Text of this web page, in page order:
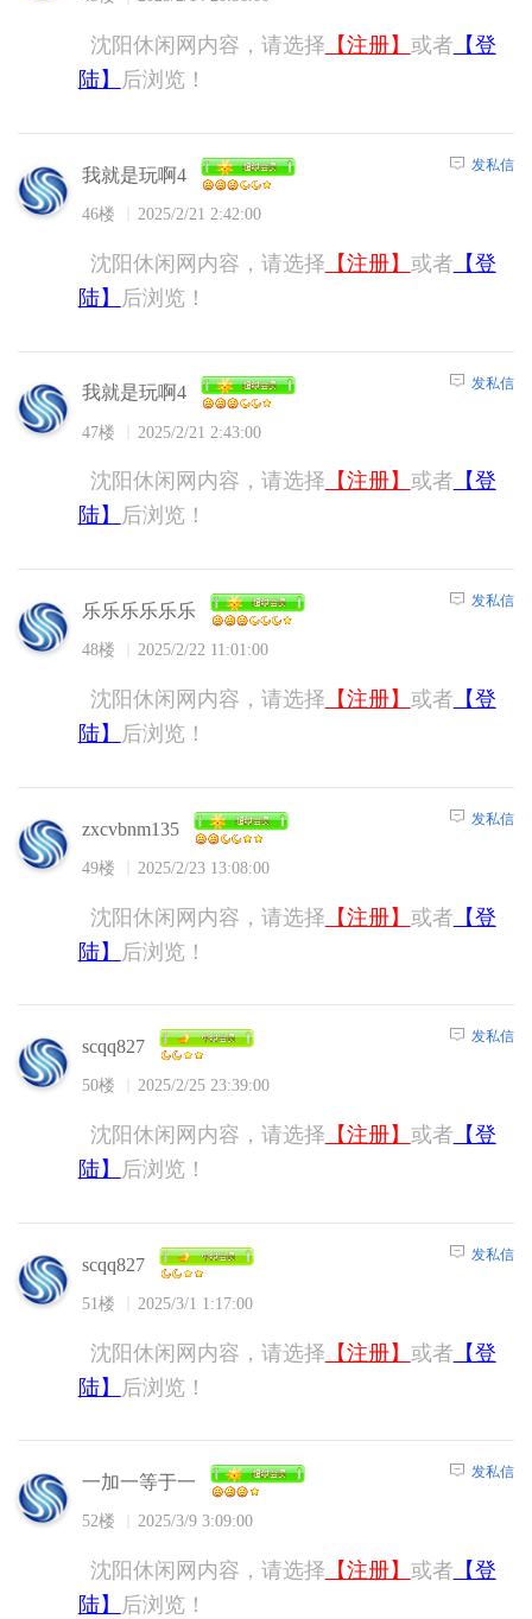
沈阳休闲网内容，请选择 【注册】 或者 【登
陆】
后浏览！
我就是玩啊4
46楼 2025/2/21 2:42:00
发私信
沈阳休闲网内容，请选择 【注册】 或者 【登
陆】
后浏览！
我就是玩啊4
47楼 2025/2/21 2:43:00
发私信
沈阳休闲网内容，请选择 【注册】 或者 【登
陆】
后浏览！
乐乐乐乐乐乐
48楼 2025/2/22 11:01:00
发私信
沈阳休闲网内容，请选择 【注册】 或者 【登
陆】
后浏览！
zxcvbnm135
49楼 2025/2/23 13:08:00
发私信
沈阳休闲网内容，请选择 【注册】 或者 【登
陆】
后浏览！
scqq827
50楼 2025/2/25 23:39:00
发私信
沈阳休闲网内容，请选择 【注册】 或者 【登
陆】
后浏览！
scqq827
51楼 2025/3/1 1:17:00
发私信
沈阳休闲网内容，请选择 【注册】 或者 【登
陆】
后浏览！
一加一等于一
52楼 2025/3/9 3:09:00
发私信
沈阳休闲网内容，请选择 【注册】 或者 【登
陆】
后浏览！